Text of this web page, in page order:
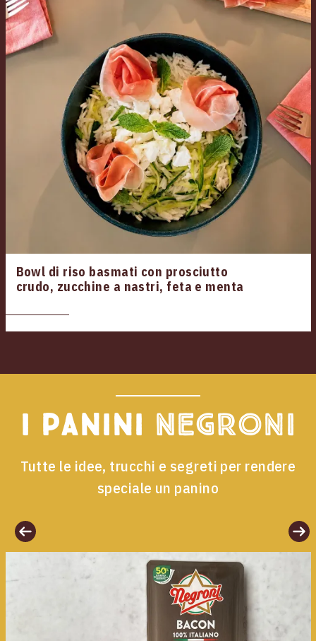
Bowl di riso basmati con prosciutto
crudo, zucchine a nastri, feta e menta
I panini Negroni
Tutte le idee, trucchi e segreti per rendere
speciale un panino